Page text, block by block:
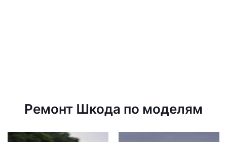
Ремонт Шкода по моделям